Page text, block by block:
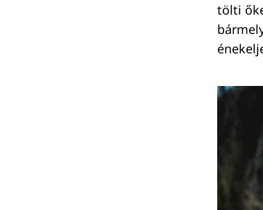
tölti